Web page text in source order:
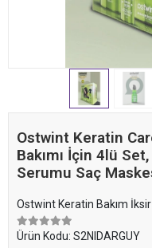
Ostwint Keratin
Bakımı İçin 4lü
Serumu Saç
Ostwint Keratin Bakım
Ürün Kodu: S2NIDARGUY